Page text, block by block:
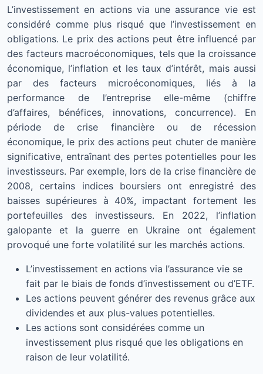
L’investissement en actions via une assurance vie est
considéré comme plus risqué que l’investissement en
obligations. Le prix des actions peut être influencé par
des facteurs macroéconomiques, tels que la croissance
économique, l’inflation et les taux d’intérêt, mais aussi
par des facteurs microéconomiques, liés à la
performance de l’entreprise elle-même (chiffre
d’affaires, bénéfices, innovations, concurrence). En
période de crise financière ou de récession
économique, le prix des actions peut chuter de manière
significative, entraînant des pertes potentielles pour les
investisseurs. Par exemple, lors de la crise financière de
2008, certains indices boursiers ont enregistré des
baisses supérieures à 40%, impactant fortement les
portefeuilles des investisseurs. En 2022, l’inflation
galopante et la guerre en Ukraine ont également
provoqué une forte volatilité sur les marchés actions.
L’investissement en actions via l’assurance vie se
fait par le biais de fonds d’investissement ou d’ETF.
Les actions peuvent générer des revenus grâce aux
dividendes et aux plus-values potentielles.
Les actions sont considérées comme un
investissement plus risqué que les obligations en
raison de leur volatilité.